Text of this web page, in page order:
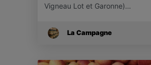
Vigneau Lot et Garonne)…
La Campagne